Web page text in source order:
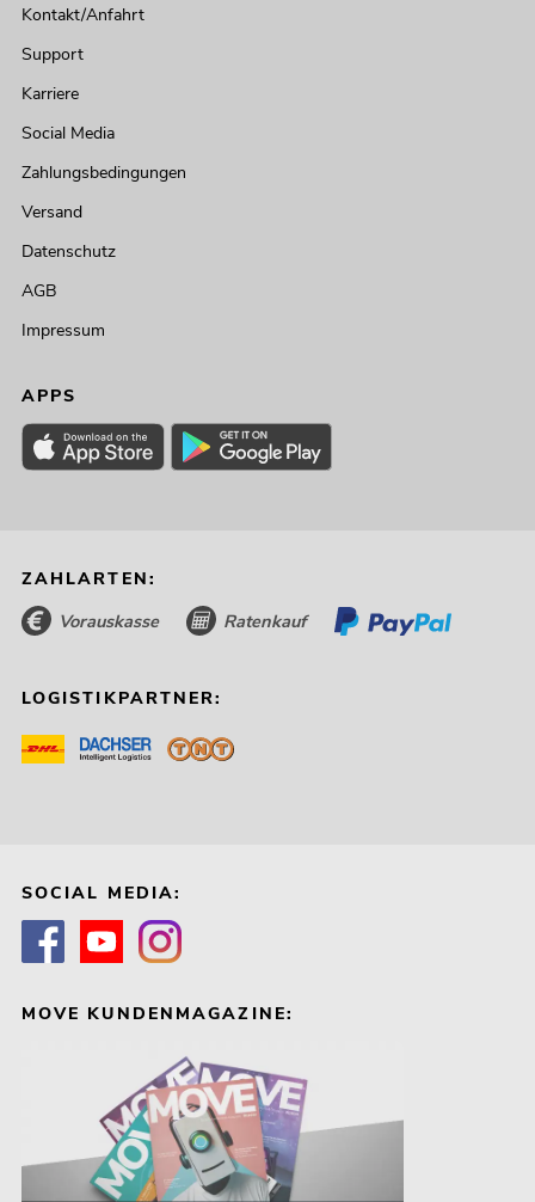
Kontakt/Anfahrt
Support
Karriere
Social Media
Zahlungsbedingungen
Versand
Datenschutz
AGB
Impressum
APPS
ZAHLARTEN:
Vorauskasse Ratenkauf
LOGISTIKPARTNER:
SOCIAL MEDIA:
MOVE KUNDENMAGAZINE: